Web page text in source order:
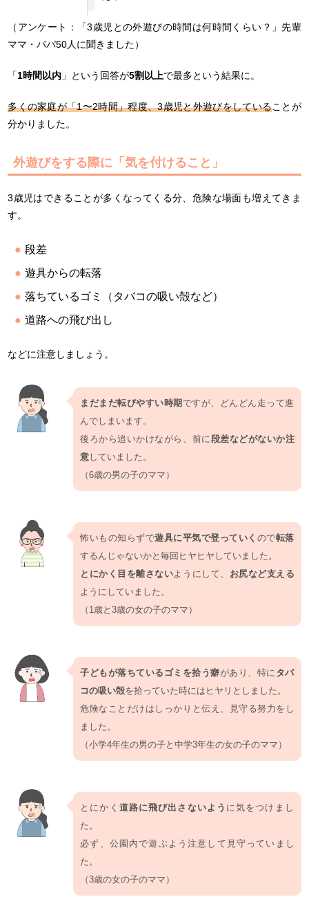
（アンケート：「3歳児との外遊びの時間は何時間くらい？」先輩
ママ・パパ50人に聞きました）
「1時間以内 」という回答が5割以上で最多という結果に。
多くの家庭が「1〜2時間」程度、3歳児と外遊びをしていることが
分かりました。
外遊びをする際に「気を付けること」
3歳児はできることが多くなってくる分、危険な場面も増えてきま
す。
段差
遊具からの転落
落ちているゴミ（タバコの吸い殻など）
道路への飛び出し
などに注意しましょう。
まだまだ転びやすい時期 ですが、どんどん走って進
んでしまいます。
後ろから追いかけながら、前に段差などがないか注
意 していました。
（6歳の男の子のママ）
怖いもの知らずで遊具に平気で登っていく ので転落
するんじゃないかと毎回ヒヤヒヤしていました。
とにかく目を離さないようにして、 お尻など支える
ようにしていました。
（1歳と3歳の女の子のママ）
子どもが落ちているゴミを拾う癖があり、特に タバ
コの吸い殻を拾っていた時にはヒヤリとしました。
危険なことだけはしっかりと伝え、見守る努力をし
ました。
（小学4年生の男の子と中学3年生の女の子のママ）
とにかく 道路に飛び出さないよう に気をつけまし
た。
必ず、公園内で遊ぶよう注意して見守っていまし
た。
（3歳の女の子のママ）